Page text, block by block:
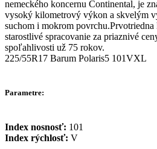
nemeckého koncernu Continental, je
vysoký kilometrový výkon a skvelým
suchom i mokrom povrchu.Prvotriedna
starostlivé spracovanie za priaznivé
spoľahlivosti už 75 rokov.
225/55R17 Barum Polaris5 101VXL
Parametre:
Index nosnosť: 101
Index rýchlosť: V